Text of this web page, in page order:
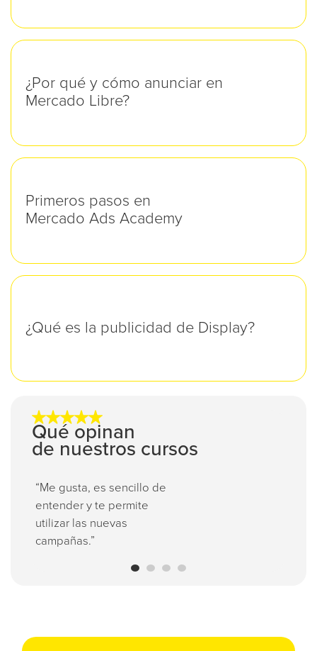
¿Por qué y cómo anunciar en
Mercado Libre?
Primeros pasos en
Mercado Ads Academy
¿Qué es la publicidad de Display?
Qué opinan
de nuestros cursos
“Magnífico diseño de los
materiales, información clara
y concreta, muy bien
organizada e interactiva.